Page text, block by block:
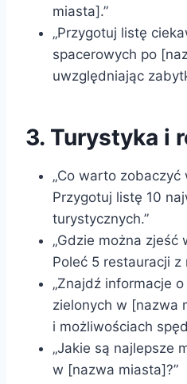
miasta].”
„Przygotuj listę
spacerowych po
uwzględniając
3. Turystyka i
„Co warto
Przygotuj listę 10
turystycznych.”
„Gdzie można zjeść
Poleć 5 restauracji z
„Znajdź informacje
zielonych w [nazwa
i możliwościach
„Jakie są najlepsze
w [nazwa miasta]?”